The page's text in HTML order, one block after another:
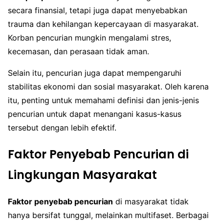
secara finansial, tetapi juga dapat menyebabkan
trauma dan kehilangan kepercayaan di masyarakat.
Korban pencurian mungkin mengalami stres,
kecemasan, dan perasaan tidak aman.
Selain itu, pencurian juga dapat mempengaruhi
stabilitas ekonomi dan sosial masyarakat. Oleh karena
itu, penting untuk memahami definisi dan jenis-jenis
pencurian untuk dapat menangani kasus-kasus
tersebut dengan lebih efektif.
Faktor Penyebab Pencurian di
Lingkungan Masyarakat
Faktor penyebab pencurian di masyarakat tidak
hanya bersifat tunggal, melainkan multifaset. Berbagai